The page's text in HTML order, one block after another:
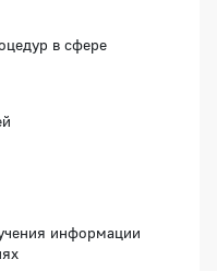
в сфере
информации